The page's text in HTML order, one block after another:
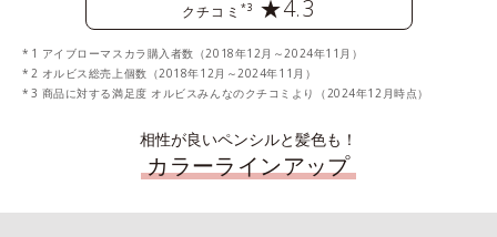
クチコミ *3 ★4.3
1 アイブローマスカラ購入者数（2018年12月～2024年11月）
2 オルビス総売上個数（2018年12月～2024年11月）
3 商品に対する満足度 オルビスみんなのクチコミより（2024年12月時点）
相性が良いペンシルと髪色も！
カラーラインアップ